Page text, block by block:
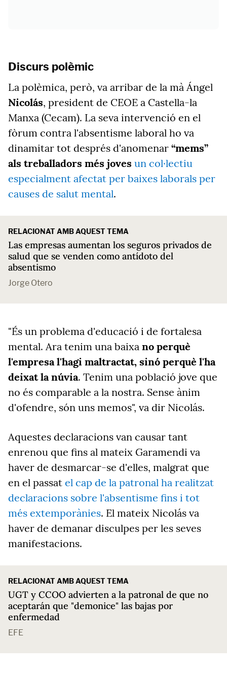
Discurs polèmic
La polèmica, però, va arribar de la mà Ángel
Nicolás, president de CEOE a Castella-la
Manxa (Cecam). La seva intervenció en el
fòrum contra l'absentisme laboral ho va
dinamitar tot després d'anomenar “mems”
als treballadors més joves un col·lectiu
especialment afectat per baixes laborals per
causes de salut mental.
RELACIONAT AMB AQUEST TEMA
Las empresas aumentan los seguros privados de
salud que se venden como antídoto del
absentismo
Jorge Otero
"És un problema d'educació i de fortalesa
mental. Ara tenim una baixa no perquè
l'empresa l'hagi maltractat, sinó perquè l'ha
deixat la núvia. Tenim una població jove que
no és comparable a la nostra. Sense ànim
d'ofendre, són uns memos", va dir Nicolás.
Aquestes declaracions van causar tant
enrenou que fins al mateix Garamendi va
haver de desmarcar-se d'elles, malgrat que
en el passat el cap de la patronal ha realitzat
declaracions sobre l'absentisme fins i tot
més extemporànies. El mateix Nicolás va
haver de demanar disculpes per les seves
manifestacions.
RELACIONAT AMB AQUEST TEMA
UGT y CCOO advierten a la patronal de que no
aceptarán que "demonice" las bajas por
enfermedad
EFE